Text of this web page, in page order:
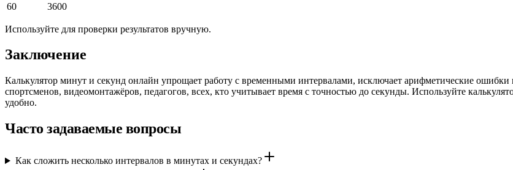
60
3600
Используйте для проверки результатов вручную.
Заключение
Калькулятор минут и секунд онлайн упрощает работу с временными интервалами, исключает арифметические
спортсменов, видеомонтажёров, педагогов, всех, кто учитывает время с точностью до секунды. Используйте
удобно.
Часто задаваемые вопросы
Как сложить несколько интервалов в минутах и секундах?